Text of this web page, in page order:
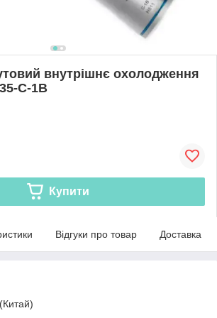
внутрішнє охолодження
C-1B
Купити
Відгуки про товар Доставка